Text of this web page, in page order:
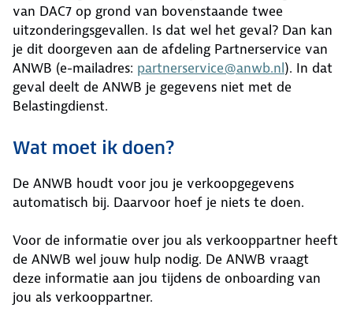
van DAC7 op grond van bovenstaande twee
uitzonderingsgevallen. Is dat wel het geval? Dan kan
je dit doorgeven aan de afdeling Partnerservice van
ANWB (e-mailadres: partnerservice@anwb.nl). In dat
geval deelt de ANWB je gegevens niet met de
Belastingdienst.
Wat moet ik doen?
De ANWB houdt voor jou je verkoopgegevens
automatisch bij. Daarvoor hoef je niets te doen.
Voor de informatie over jou als verkooppartner heeft
de ANWB wel jouw hulp nodig. De ANWB vraagt
deze informatie aan jou tijdens de onboarding van
jou als verkooppartner.